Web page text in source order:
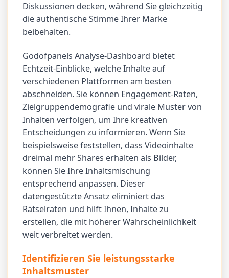
Diskussionen decken, während Sie gleichzeitig
die authentische Stimme Ihrer Marke
beibehalten.
Godofpanels Analyse-Dashboard bietet
Echtzeit-Einblicke, welche Inhalte auf
verschiedenen Plattformen am besten
abschneiden. Sie können Engagement-Raten,
Zielgruppendemografie und virale Muster von
Inhalten verfolgen, um Ihre kreativen
Entscheidungen zu informieren. Wenn Sie
beispielsweise feststellen, dass Videoinhalte
dreimal mehr Shares erhalten als Bilder,
können Sie Ihre Inhaltsmischung
entsprechend anpassen. Dieser
datengestützte Ansatz eliminiert das
Rätselraten und hilft Ihnen, Inhalte zu
erstellen, die mit höherer Wahrscheinlichkeit
weit verbreitet werden.
Identifizieren Sie leistungsstarke
Inhaltsmuster